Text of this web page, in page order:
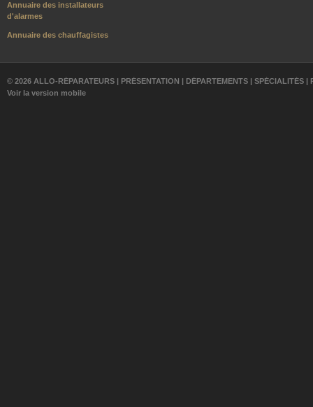
Annuaire des installateurs
d'alarmes
Annuaire des chauffagistes
© 2026 ALLO-RÉPARATEURS | PRÉSENTATION | DÉPARTEMENTS | SPÉCIALITÉS |
Voir la version mobile